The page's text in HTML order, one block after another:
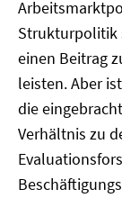
Strukturpolitik
einen Beitrag
leisten. Aber
die
Verhältnis zu